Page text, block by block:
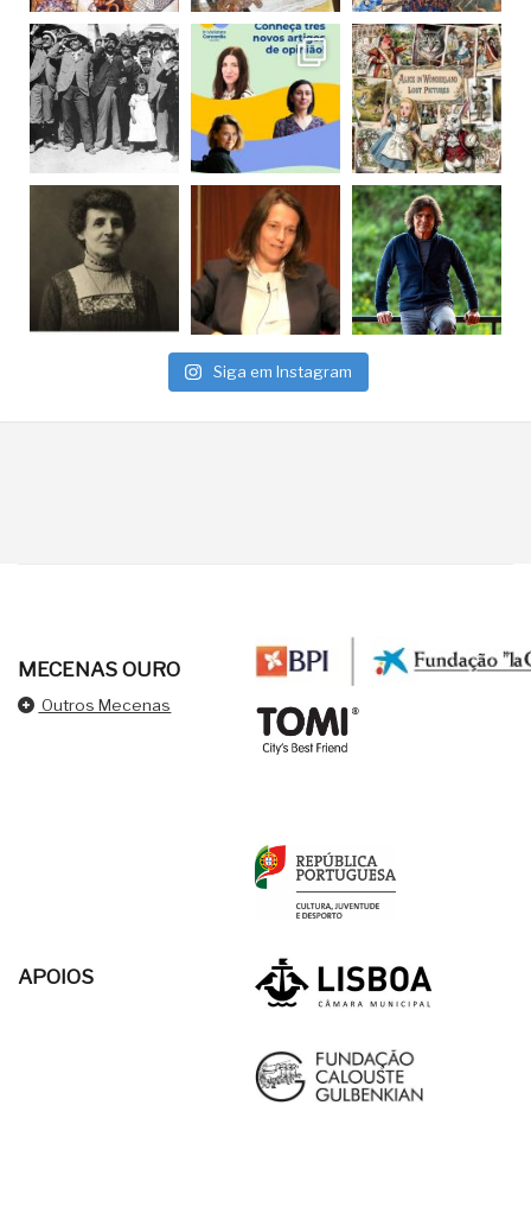
Siga em Instagram
MECENAS OURO
Outros Mecenas
APOIOS